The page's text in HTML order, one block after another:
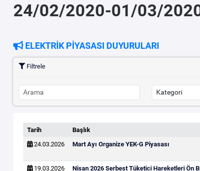
24/02/2020-01/03/
ELEKTRİK PİYASASI DUYURULARI
Filtrele
Tarih Başlık
24.03.2026
Mart Ayı Organize YEK-G Piyasası
19.03.2026 Nisan 2026 Serbest Tüketici Hareketleri Ön